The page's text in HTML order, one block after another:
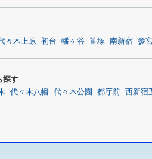
々木上原 初台 幡ヶ谷 笹塚 南新宿 参
探す
代々木八幡 代々木公園 都庁前
西新宿